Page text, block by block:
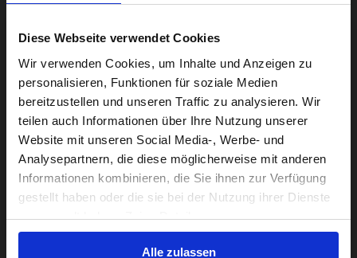
Diese Webseite verwendet Cookies
Wir verwenden Cookies, um Inhalte und Anzeigen zu
personalisieren, Funktionen für soziale Medien
bereitzustellen und unseren Traffic zu analysieren. Wir
teilen auch Informationen über Ihre Nutzung unserer
Website mit unseren Social Media-, Werbe- und
Analysepartnern, die diese möglicherweise mit anderen
Informationen kombinieren, die Sie ihnen zur Verfügung
gestellt haben oder die sie bei der Nutzung ihrer Dienste
gesammelt haben. Zeige Details
Alle zulassen
Lámina de Guardabarros Delantero en Plata
17,00€
AGOTADO
Visiting from the United States?
For a better experience, please visit our:
US website
No, stay here